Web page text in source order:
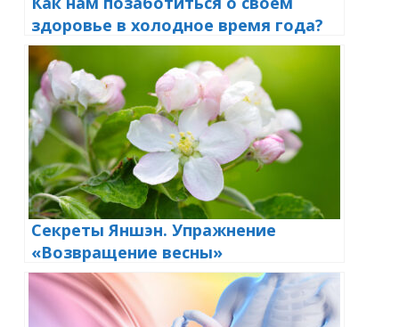
здоровье в холодное время года?
Секреты Яншэн. Упражнение
«Возвращение весны»